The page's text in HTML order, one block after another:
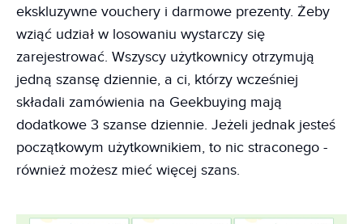
ekskluzywne vouchery i darmowe prezenty. Żeby
wziąć udział w losowaniu wystarczy się
zarejestrować. Wszyscy użytkownicy otrzymują
jedną szansę dziennie, a ci, którzy wcześniej
składali zamówienia na Geekbuying mają
dodatkowe 3 szanse dziennie. Jeżeli jednak jesteś
początkowym użytkownikiem, to nic straconego -
również możesz mieć więcej szans.